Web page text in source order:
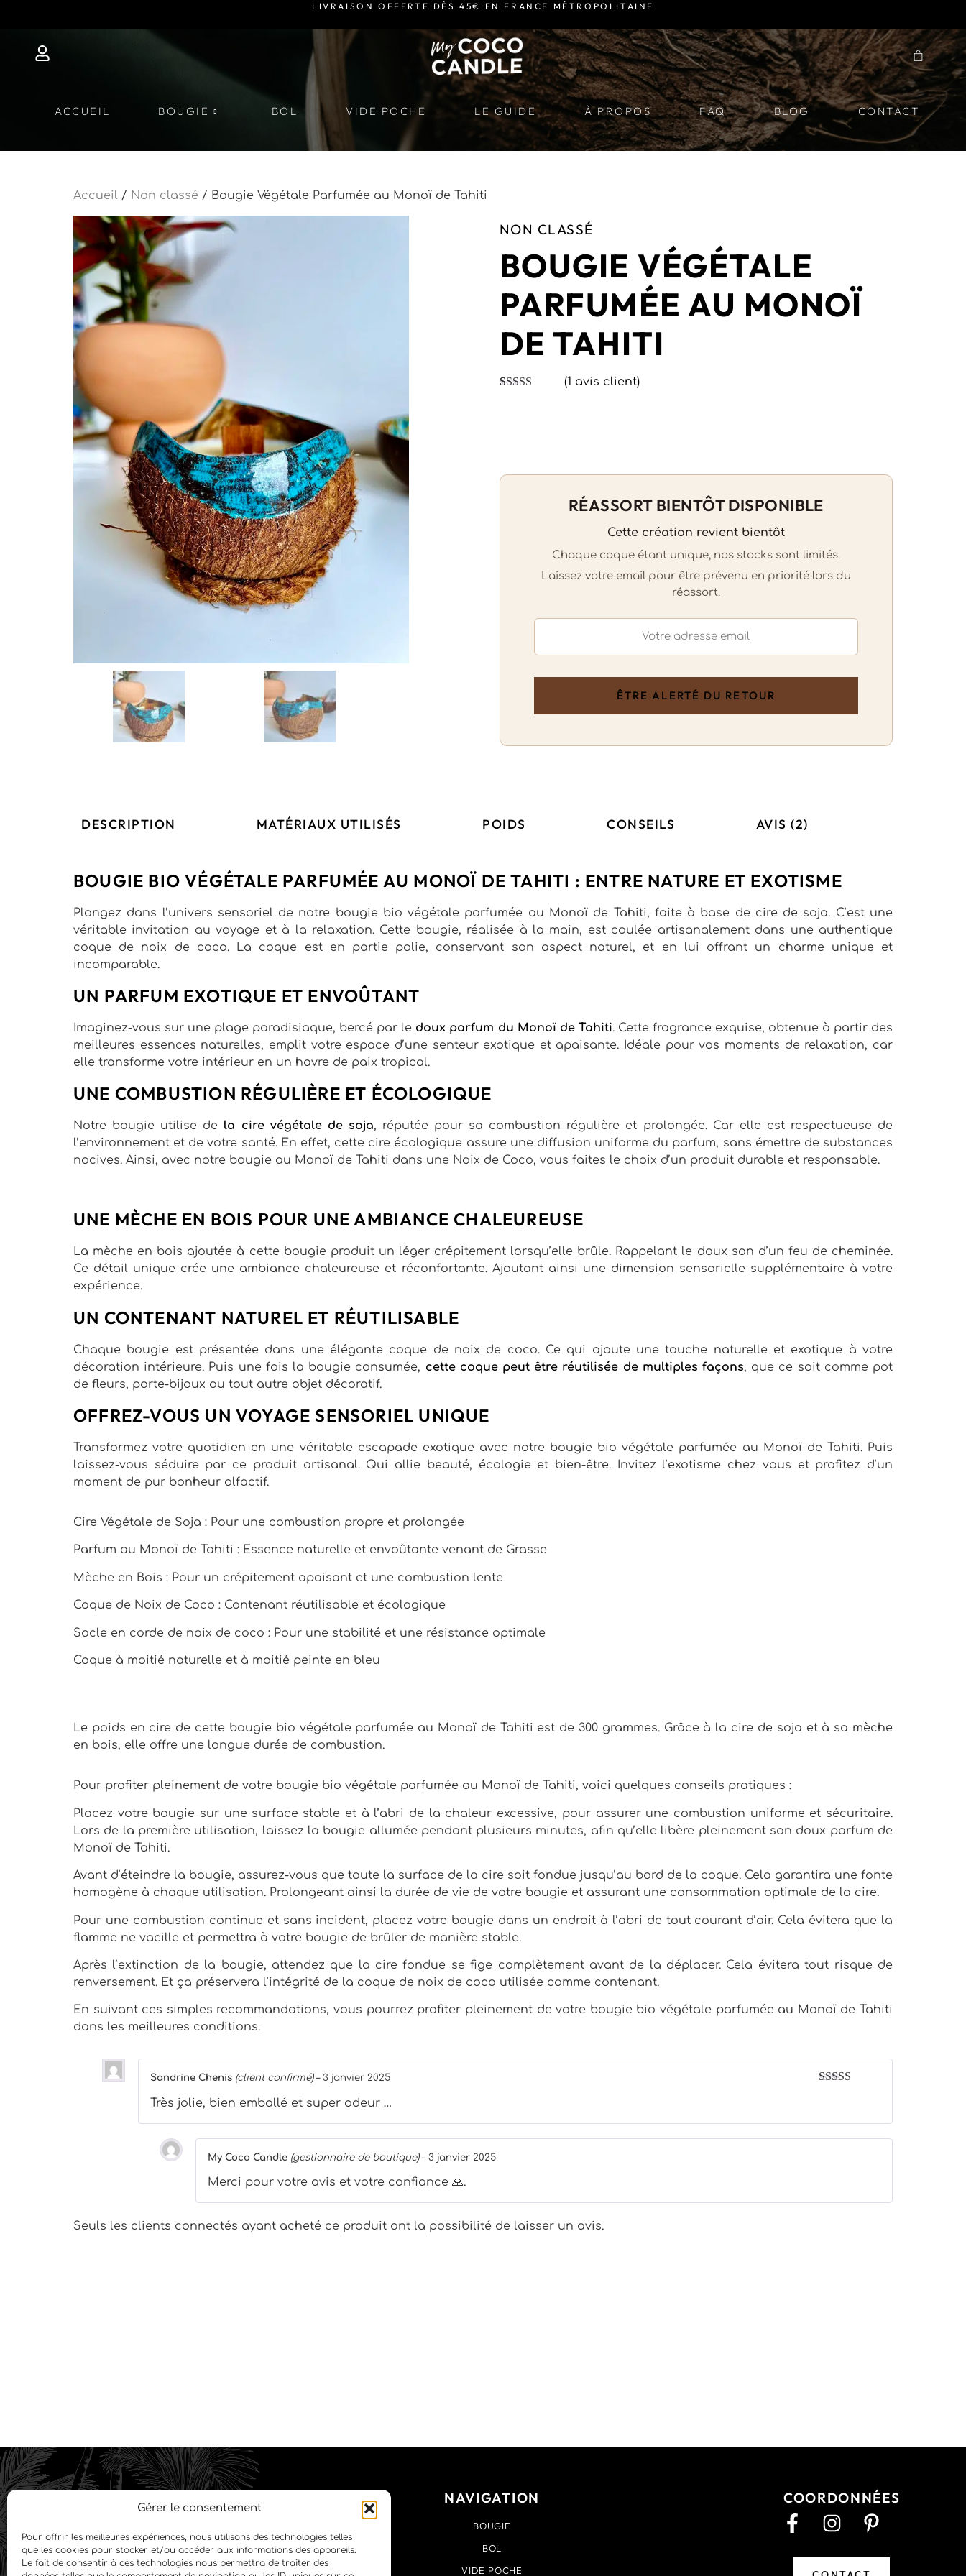
Gérer le consentement
Pour offrir les meilleures expériences, nous utilisons des technologies telles
que les cookies pour stocker et/ou accéder aux informations des appareils.
Le fait de consentir à ces technologies nous permettra de traiter des
LIVRAISON OFFERTE DÈS 45€ EN FRANCE MÉTROPOLITAINE
ACCUEIL BOUGIE BOL VIDE POCHE LE GUIDE À PROPOS FAQ BLOG CONTACT
Accueil / Non classé / Bougie Végétale Parfumée au Monoï de Tahiti
NON CLASSÉ
BOUGIE VÉGÉTALE
PARFUMÉE AU MONOÏ
DE TAHITI
(1 avis client)
RÉASSORT BIENTÔT DISPONIBLE
Cette création revient bientôt
Chaque coque étant unique, nos stocks sont limités.
Laissez votre email pour être prévenu en priorité lors du
réassort.
DESCRIPTION MATÉRIAUX UTILISÉS POIDS CONSEILS AVIS (2)
BOUGIE BIO VÉGÉTALE PARFUMÉE AU MONOÏ DE TAHITI : ENTRE NATURE ET EXOTISME
Plongez dans l’univers sensoriel de notre bougie bio végétale parfumée au Monoï de Tahiti, faite à base de cire de soja. C’est une
véritable invitation au voyage et à la relaxation. Cette bougie, réalisée à la main, est coulée artisanalement dans une authentique
coque de noix de coco. La coque est en partie polie, conservant son aspect naturel, et en lui offrant un charme unique et
incomparable.
UN PARFUM EXOTIQUE ET ENVOÛTANT
Imaginez-vous sur une plage paradisiaque, bercé par le doux parfum du Monoï de Tahiti. Cette fragrance exquise, obtenue à partir des
meilleures essences naturelles, emplit votre espace d’une senteur exotique et apaisante. Idéale pour vos moments de relaxation, car
elle transforme votre intérieur en un havre de paix tropical.
UNE COMBUSTION RÉGULIÈRE ET ÉCOLOGIQUE
Notre bougie utilise de la cire végétale de soja, réputée pour sa combustion régulière et prolongée. Car elle est respectueuse de
l’environnement et de votre santé. En effet, cette cire écologique assure une diffusion uniforme du parfum, sans émettre de substances
nocives. Ainsi, avec notre bougie au Monoï de Tahiti dans une Noix de Coco, vous faites le choix d’un produit durable et responsable.
UNE MÈCHE EN BOIS POUR UNE AMBIANCE CHALEUREUSE
La mèche en bois ajoutée à cette bougie produit un léger crépitement lorsqu’elle brûle. Rappelant le doux son d’un feu de cheminée.
Ce détail unique crée une ambiance chaleureuse et réconfortante. Ajoutant ainsi une dimension sensorielle supplémentaire à votre
expérience.
UN CONTENANT NATUREL ET RÉUTILISABLE
Chaque bougie est présentée dans une élégante coque de noix de coco. Ce qui ajoute une touche naturelle et exotique à votre
décoration intérieure. Puis une fois la bougie consumée, cette coque peut être réutilisée de multiples façons, que ce soit comme pot
de fleurs, porte-bijoux ou tout autre objet décoratif.
OFFREZ-VOUS UN VOYAGE SENSORIEL UNIQUE
Transformez votre quotidien en une véritable escapade exotique avec notre bougie bio végétale parfumée au Monoï de Tahiti. Puis
laissez-vous séduire par ce produit artisanal. Qui allie beauté, écologie et bien-être. Invitez l’exotisme chez vous et profitez d’un
moment de pur bonheur olfactif.
Cire Végétale de Soja : Pour une combustion propre et prolongée
Parfum au Monoï de Tahiti : Essence naturelle et envoûtante venant de Grasse
Mèche en Bois : Pour un crépitement apaisant et une combustion lente
Coque de Noix de Coco : Contenant réutilisable et écologique
Socle en corde de noix de coco : Pour une stabilité et une résistance optimale
Coque à moitié naturelle et à moitié peinte en bleu
Le poids en cire de cette bougie bio végétale parfumée au Monoï de Tahiti est de 300 grammes. Grâce à la cire de soja et à sa mèche
en bois, elle offre une longue durée de combustion.
Pour profiter pleinement de votre bougie bio végétale parfumée au Monoï de Tahiti, voici quelques conseils pratiques :
Placez votre bougie sur une surface stable et à l’abri de la chaleur excessive, pour assurer une combustion uniforme et sécuritaire.
Lors de la première utilisation, laissez la bougie allumée pendant plusieurs minutes, afin qu’elle libère pleinement son doux parfum de
Monoï de Tahiti.
Avant d’éteindre la bougie, assurez-vous que toute la surface de la cire soit fondue jusqu’au bord de la coque. Cela garantira une fonte
homogène à chaque utilisation. Prolongeant ainsi la durée de vie de votre bougie et assurant une consommation optimale de la cire.
Pour une combustion continue et sans incident, placez votre bougie dans un endroit à l’abri de tout courant d’air. Cela évitera que la
flamme ne vacille et permettra à votre bougie de brûler de manière stable.
Après l’extinction de la bougie, attendez que la cire fondue se fige complètement avant de la déplacer. Cela évitera tout risque de
renversement. Et ça préservera l’intégrité de la coque de noix de coco utilisée comme contenant.
En suivant ces simples recommandations, vous pourrez profiter pleinement de votre bougie bio végétale parfumée au Monoï de Tahiti
dans les meilleures conditions.
Sandrine Chenis (client confirmé) – 3 janvier 2025
Très jolie, bien emballé et super odeur …
My Coco Candle (gestionnaire de boutique) – 3 janvier 2025
Merci pour votre avis et votre confiance 🙏.
Seuls les clients connectés ayant acheté ce produit ont la possibilité de laisser un avis.
NAVIGATION
BOUGIE
BOL
VIDE POCHE
COORDONNÉES